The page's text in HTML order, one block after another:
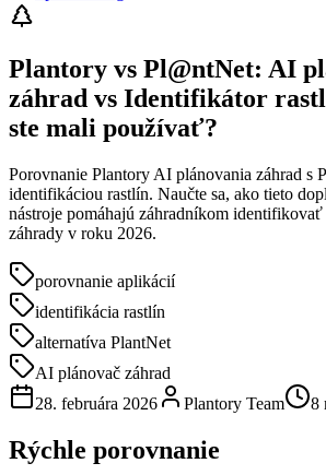
Plantory vs Pl@ntNet: AI
záhrad vs Identifikátor
ste mali používať?
Porovnanie Plantory AI plánovania záhrad s
identifikáciou rastlín. Naučte sa, ako tieto
nástroje pomáhajú záhradníkom
záhrady v roku 2026.
porovnanie aplikácií
identifikácia rastlín
alternatíva PlantNet
AI plánovač záhrad
28. februára 2026
Plantory Team 8
Rýchle porovnanie